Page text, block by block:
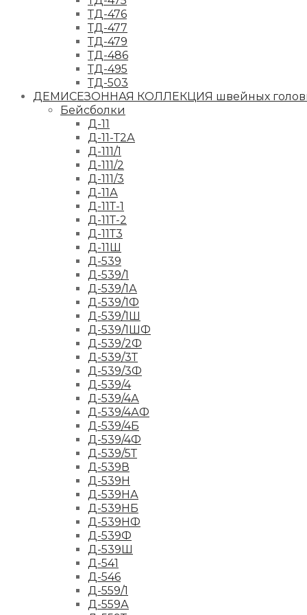
ТД-476
ТД-477
ТД-479
ТД-486
ТД-495
ТД-503
ДЕМИСЕЗОННАЯ КОЛЛЕКЦИЯ швейных
Бейсболки
Д-11
Д-11-Т2А
Д-111/1
Д-111/2
Д-111/3
Д-11А
Д-11Т-1
Д-11Т-2
Д-11Т3
Д-11Ш
Д-539
Д-539/1
Д-539/1А
Д-539/1Ф
Д-539/1Ш
Д-539/1ШФ
Д-539/2Ф
Д-539/3Т
Д-539/3Ф
Д-539/4
Д-539/4А
Д-539/4АФ
Д-539/4Б
Д-539/4Ф
Д-539/5Т
Д-539В
Д-539Н
Д-539НА
Д-539НБ
Д-539НФ
Д-539Ф
Д-539Ш
Д-541
Д-546
Д-559/1
Д-559А